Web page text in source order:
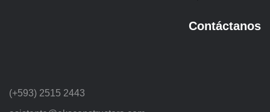
Contáctanos
(+593) 2515 2443